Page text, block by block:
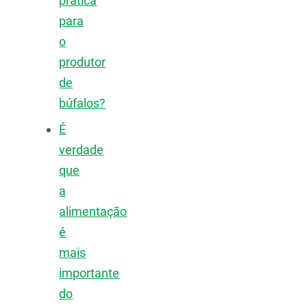
para
o
produtor
de
búfalos?
É
verdade
que
a
alimentação
é
mais
importante
do